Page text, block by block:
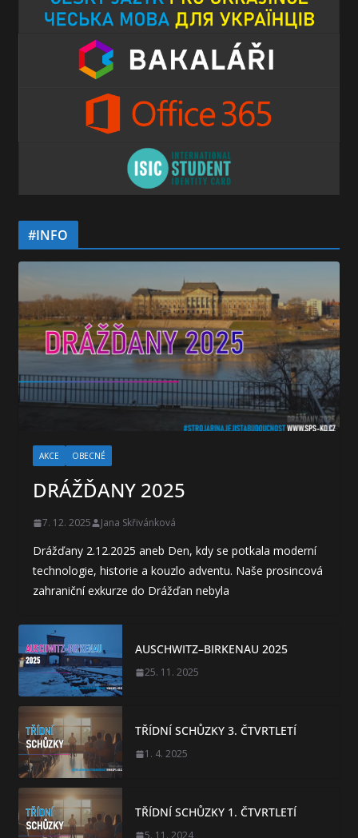
#INFO
AKCE OBECNÉ
DRÁŽĎANY 2025
7. 12. 2025 Jana Skřivánková
Drážďany 2.12.2025 aneb Den, kdy se potkala moderní
technologie, historie a kouzlo adventu. Naše prosincová
zahraniční exkurze do Drážďan nebyla
AUSCHWITZ–BIRKENAU 2025
25. 11. 2025
TŘÍDNÍ SCHŮZKY 3. ČTVRTLETÍ
1. 4. 2025
TŘÍDNÍ SCHŮZKY 1. ČTVRTLETÍ
5. 11. 2024